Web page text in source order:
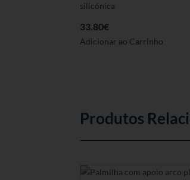
silicónica
33.80€
Adicionar ao Carrinho
Produtos